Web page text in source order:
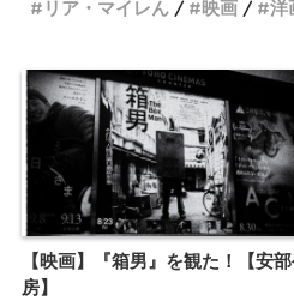
リア・マイレん
映画 洋
【映画】『箱男』を観た！【安
房】